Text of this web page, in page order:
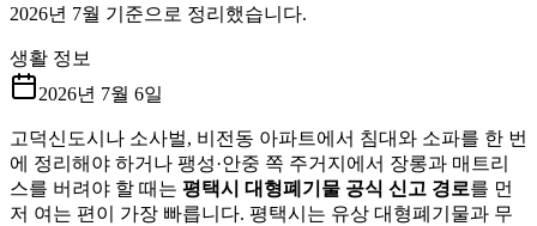
2026년 7월 기준으로 정리했습니다.
생활 정보
2026년 7월 6일
고덕신도시나 소사벌, 비전동 아파트에서 침대와 소파를 한 번
에 정리해야 하거나 팽성·안중 쪽 주거지에서 장롱과 매트리
스를 버려야 할 때는 평택시 대형폐기물 공식 신고 경로를 먼
저 여는 편이 가장 빠릅니다. 평택시는 유상 대형폐기물과 무